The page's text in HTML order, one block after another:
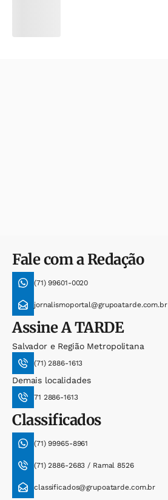
Fale com a Redação
(71) 99601-0020
jornalismoportal@grupoatarde.com.br
AssineA TARDE
Salvador e Região Metropolitana
(71) 2886-1613
Demais localidades
71 2886-1613
Classificados
(71) 99965-8961
(71) 2886-2683 / Ramal 8526
classificados@grupoatarde.com.br